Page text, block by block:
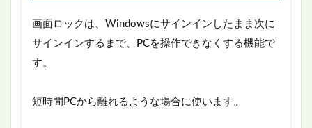
画面ロックは、Windowsにサインインしたまま次に
サインインするまで、PCを操作できなくする機能で
す。
短時間PCから離れるような場合に使います。